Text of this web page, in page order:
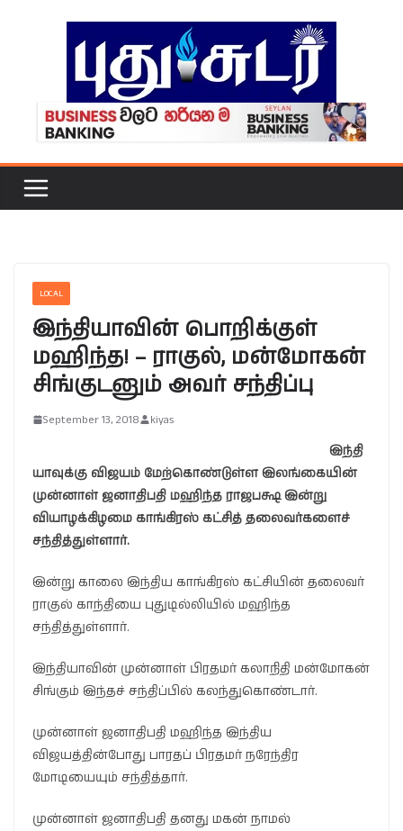
LOCAL
இந்தியாவின் பொறிக்குள்
மஹிந்த! – ராகுல், மன்மோகன்
சிங்குடனும் அவர் சந்திப்பு
September 13, 2018 kiyas
இந்தி
யாவுக்கு விஜயம் மேற்கொண்டுள்ள இலங்கையின்
முன்னாள் ஜனாதிபதி மஹிந்த ராஜபக்ஷ இன்று
வியாழக்கிழமை காங்கிரஸ் கட்சித் தலைவர்களைச்
சந்தித்துள்ளார்.
இன்று காலை இந்திய காங்கிரஸ் கட்சியின் தலைவர்
ராகுல் காந்தியை புதுடில்லியில் மஹிந்த
சந்தித்துள்ளார்.
இந்தியாவின் முன்னாள் பிரதமர் கலாநிதி மன்மோகன்
சிங்கும் இந்தச் சந்திப்பில் கலந்துகொண்டார்.
முன்னாள் ஜனாதிபதி மஹிந்த இந்திய
விஜயத்தின்போது பாரதப் பிரதமர் நரேந்திர
மோடியையும் சந்தித்தார்.
முன்னாள் ஜனாதிபதி தனது மகன் நாமல்